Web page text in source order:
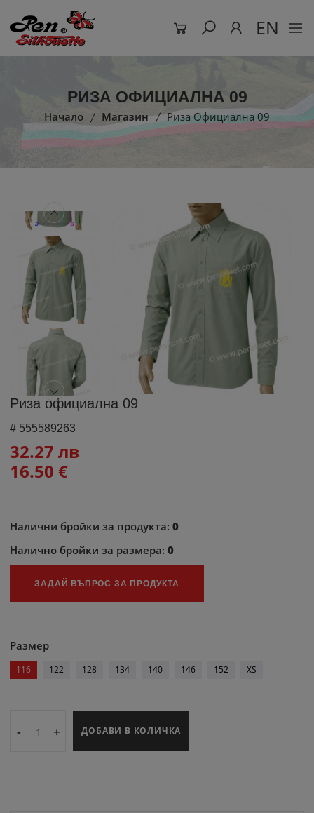
EN
РИЗА ОФИЦИАЛНА 09
Начало Магазин Риза Официална 09
Риза официална 09
# 555589263
32.27 лв
16.50 €
Налични бройки за продукта:0
Налично бройки за размера:0
ЗАДАЙ ВЪПРОС ЗА ПРОДУКТА
Размер
116 122 128 134 140 146 152 XS
- + ДОБАВИ В КОЛИЧКА